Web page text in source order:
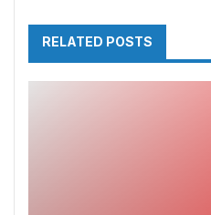
RELATED POSTS